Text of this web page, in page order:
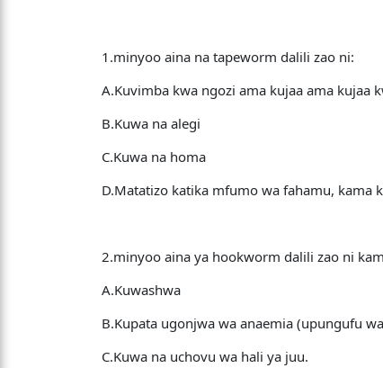
1.minyoo aina na tapeworm dalili zao ni:
A.Kuvimba kwa ngozi ama kujaa ama kujaa
B.Kuwa na alegi
C.Kuwa na homa
D.Matatizo katika mfumo wa fahamu, kama
2.minyoo aina ya hookworm dalili zao ni
A.Kuwashwa
B.Kupata ugonjwa wa anaemia (upungufu
C.Kuwa na uchovu wa hali ya juu.